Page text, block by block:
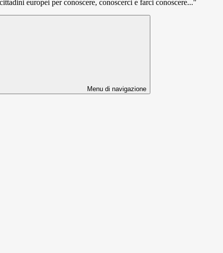
europei per conoscere, conoscerci e farci conoscere..."
Menu di navigazione